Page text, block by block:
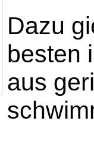
Dazu
besten
aus